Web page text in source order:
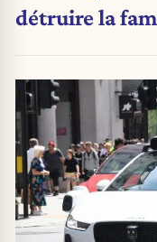
détruire la